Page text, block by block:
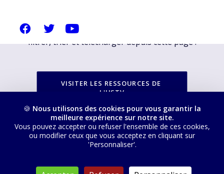
Vous pouvez retrouver toutes nos ressources, les
filtrer, trier et télécharger depuis cette page :
VISITER LES RESSOURCES DE
L'USTV
🍪 Nous utilisons des cookies pour vous garantir la
meilleure expérience sur notre site.
Vous pouvez accepter ou refuser l'ensemble de ces cookies,
ou modifier ceux que vous acceptez en cliquant sur
'Personnaliser'.